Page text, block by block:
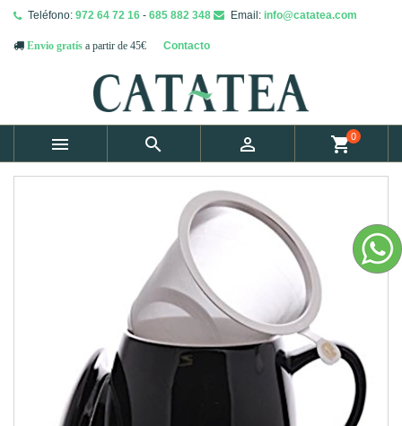
Teléfono: 972 64 72 16 - 685 882 348 Email: info@catatea.com
Envio gratís a partir de 45€ Contacto
   shopping_cart0